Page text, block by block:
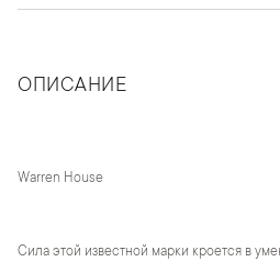
ОПИСАНИЕ
Warren House
Сила этой известной марки кроется в